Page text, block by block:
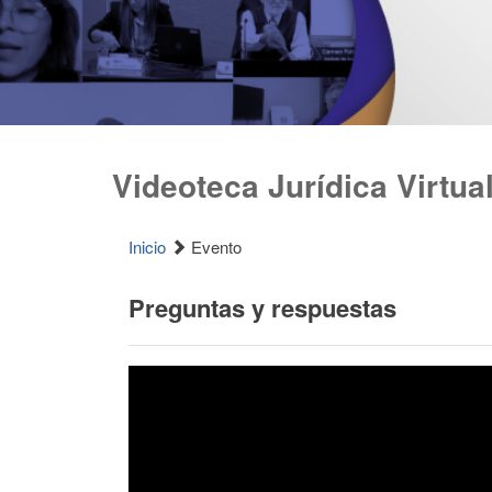
Videoteca Jurídica
Inicio Evento
Preguntas y respuestas